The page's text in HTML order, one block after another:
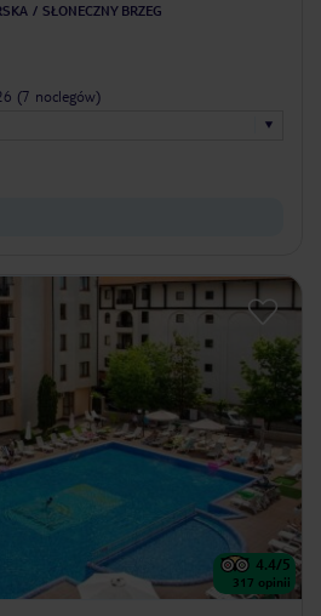
SŁONECZNY BRZEG
(7 noclegów)
4.4/5
317 opinii